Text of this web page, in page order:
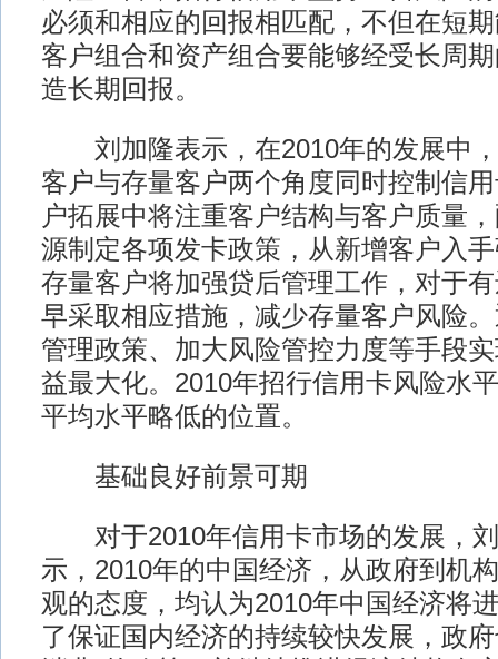
必须和相应的回报相匹配，不但在短
客户组合和资产组合要能够经受长周
造长期回报。
刘加隆表示，在2010年的发展中，
客户与存量客户两个角度同时控制信
户拓展中将注重客户结构与客户质量
源制定各项发卡政策，从新增客户入
存量客户将加强贷后管理工作，对于
早采取相应措施，减少存量客户风险
管理政策、加大风险管控力度等手段
益最大化。2010年招行信用卡风险水
平均水平略低的位置。
基础良好前景可期
对于2010年信用卡市场的发展，刘
示，2010年的中国经济，从政府到机
观的态度，均认为2010年中国经济将
了保证国内经济的持续较快发展，政